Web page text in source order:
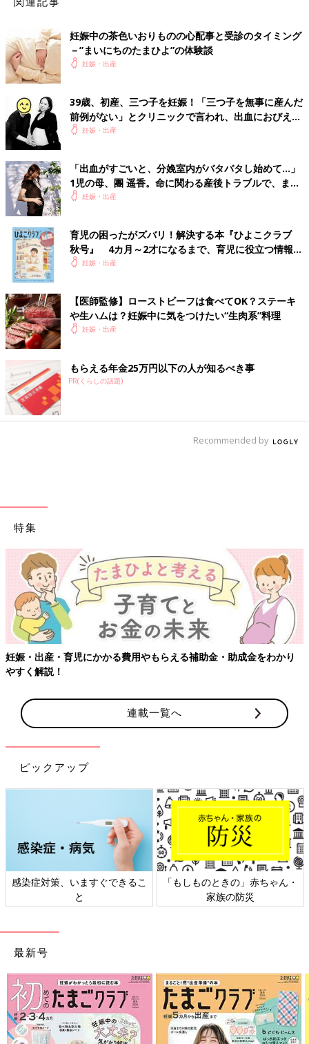
妊娠中の茶色いおりものの心配事と受診のタイミング
－”まいにちのたまひよ”の体験談
妊娠・出産
39歳、初産、三つ子を妊娠！「三つ子を無事に産んだ
前例がない」とクリニックで言われ、出血におびえる
日々…【桑子英里アナ・インタビュー】
妊娠・出産
「出血がすごいと、分娩室内がバタバタし始めて…」
1児の母、團 遥香。命に関わる産後トラブルで、まさ
かの救急搬送に【インタビュー】
妊娠・出産
育児の困ったがズバリ！解決する本『ひよこクラブ
秋号』 4カ月～2才になるまで、育児に役立つ情報が
いっぱい！
妊娠・出産
【医師監修】ローストビーフは食べてOK？ステーキ
や生ハムは？妊娠中に気をつけたい“生肉系”料理
妊娠・出産
もらえる年金25万円以下の人が知るべき事
PR(くらしの話題)
Recommended by
特集
妊娠・出産・育児にかかる費用やもらえる補助金・助成金をわかり
やすく解説！
連載一覧へ
ピックアップ
感染症対策、いますぐできるこ
と
「もしものときの」赤ちゃん・
家族の防災
最新号